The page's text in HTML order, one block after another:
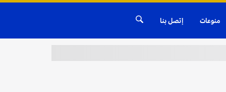
منوعات إتصل بنا